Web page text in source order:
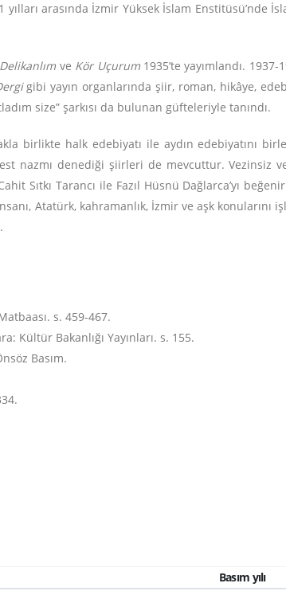
arasında İzmir Yüksek İslam Enstitüsü’nde
Delikanlımve Kör Uçurum1935’te yayımlandı.
gibi yayın organlarında şiir, roman, hikâye,
size” şarkısı da bulunan güfteleriyle tanındı.
birlikte halk edebiyatı ile aydın edebiyatını
nazmı denediği şiirleri de mevcuttur. Vezinsiz
Sıtkı Tarancı ile Fazıl Hüsnü Dağlarca’yı
Atatürk, kahramanlık, İzmir ve aşk konularını
s. 459-467.
Kültür Bakanlığı Yayınları. s. 155.
Basım.
Basım yılı